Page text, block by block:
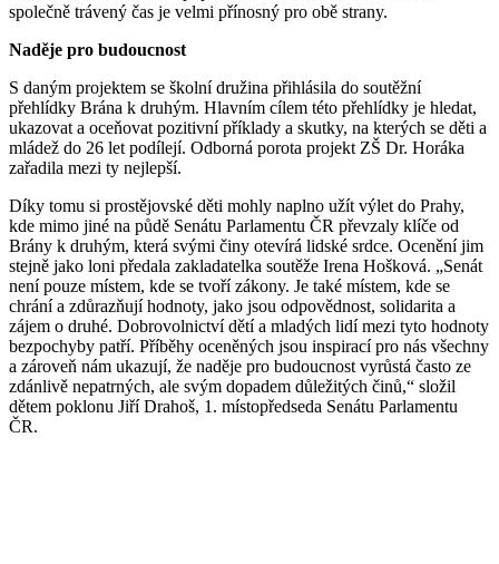
společně trávený čas je velmi přínosný pro obě strany.
Naděje pro budoucnost
S daným projektem se školní družina přihlásila do soutěžní
přehlídky Brána k druhým. Hlavním cílem této přehlídky je hledat,
ukazovat a oceňovat pozitivní příklady a skutky, na kterých se děti a
mládež do 26 let podílejí. Odborná porota projekt ZŠ Dr. Horáka
zařadila mezi ty nejlepší.
Díky tomu si prostějovské děti mohly naplno užít výlet do Prahy,
kde mimo jiné na půdě Senátu Parlamentu ČR převzaly klíče od
Brány k druhým, která svými činy otevírá lidské srdce. Ocenění jim
stejně jako loni předala zakladatelka soutěže Irena Hošková. „Senát
není pouze místem, kde se tvoří zákony. Je také místem, kde se
chrání a zdůrazňují hodnoty, jako jsou odpovědnost, solidarita a
zájem o druhé. Dobrovolnictví dětí a mladých lidí mezi tyto hodnoty
bezpochyby patří. Příběhy oceněných jsou inspirací pro nás všechny
a zároveň nám ukazují, že naděje pro budoucnost vyrůstá často ze
zdánlivě nepatrných, ale svým dopadem důležitých činů,“ složil
dětem poklonu Jiří Drahoš, 1. místopředseda Senátu Parlamentu
ČR.